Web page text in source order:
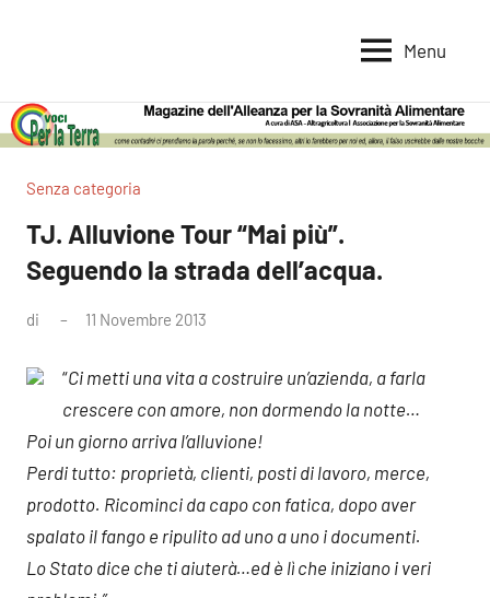
per
la
Terra
per
la
Alimentare
Menu
Senza categoria
TJ. Alluvione Tour “Mai più”.
Seguendo la strada dell’acqua.
di 11 Novembre 2013
“Ci metti una vita a costruire un’azienda, a farla
crescere con amore, non dormendo la notte…
Poi un giorno arriva l’alluvione!
Perdi tutto: proprietà, clienti, posti di lavoro, merce,
prodotto. Ricominci da capo con fatica, dopo aver
spalato il fango e ripulito ad uno a uno i documenti.
Lo Stato dice che ti aiuterà…ed è lì che iniziano i veri